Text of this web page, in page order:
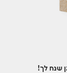
שנח לך!